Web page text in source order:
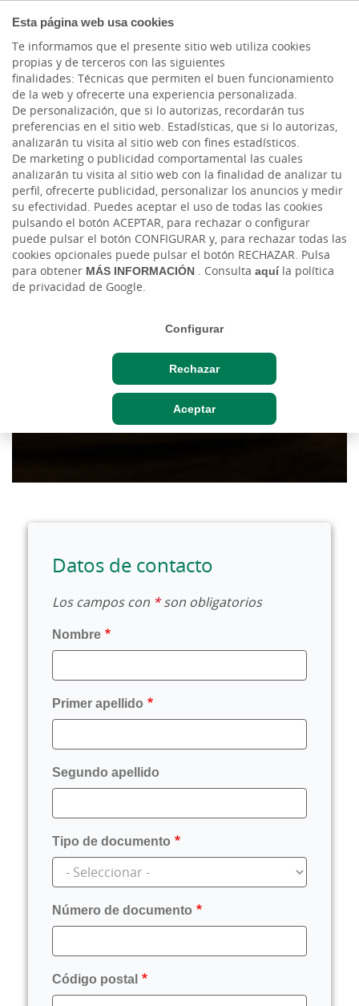
Esta página web usa cookies
Te informamos que el presente sitio web utiliza cookies
propias y de terceros con las siguientes
finalidades: Técnicas que permiten el buen funcionamiento
de la web y ofrecerte una experiencia personalizada.
De personalización, que si lo autorizas, recordarán tus
preferencias en el sitio web. Estadísticas, que si lo autorizas,
analizarán tu visita al sitio web con fines estadísticos.
De marketing o publicidad comportamental las cuales
analizarán tu visita al sitio web con la finalidad de analizar tu
perfil, ofrecerte publicidad, personalizar los anuncios y medir
su efectividad. Puedes aceptar el uso de todas las cookies
pulsando el botón ACEPTAR, para rechazar o configurar
puede pulsar el botón CONFIGURAR y, para rechazar todas las
cookies opcionales puede pulsar el botón RECHAZAR. Pulsa
para obtener MÁS INFORMACIÓN . Consulta aquíla política
de privacidad de Google.
Configurar
Rechazar
Aceptar
Cargando contenido, por favor espere...
FORMULARIO PROPUESTA
PERSONALIZADA
Contactaremos contigo a la
mayor brevedad
Datos de contacto
Los campos con *son obligatorios
Nombre
Primer apellido
Segundo apellido
Tipo de documento
Número de documento
Código postal